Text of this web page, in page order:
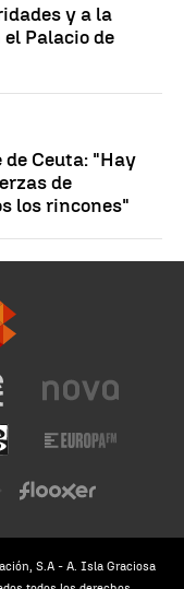
y a la
Palacio de
Ceuta: "Hay
de
los rincones"
S.A - A. Isla Graciosa